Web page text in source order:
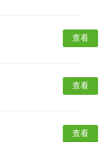
查看
查看
查看